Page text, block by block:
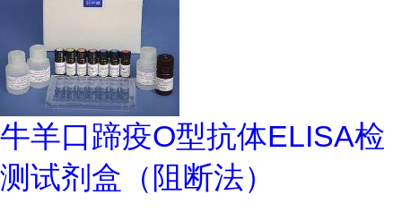
牛羊口蹄疫O型抗体ELISA检
测试剂盒（阻断法）